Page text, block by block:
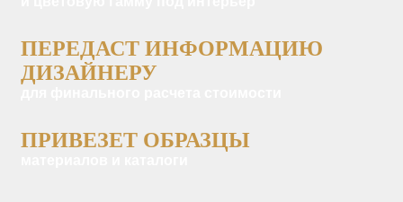
ПЕРЕДАСТ ИНФОРМАЦИЮ
ДИЗАЙНЕРУ
ПРИВЕЗЕТ ОБРАЗЦЫ